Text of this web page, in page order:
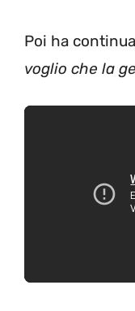
Poi ha
voglio che la